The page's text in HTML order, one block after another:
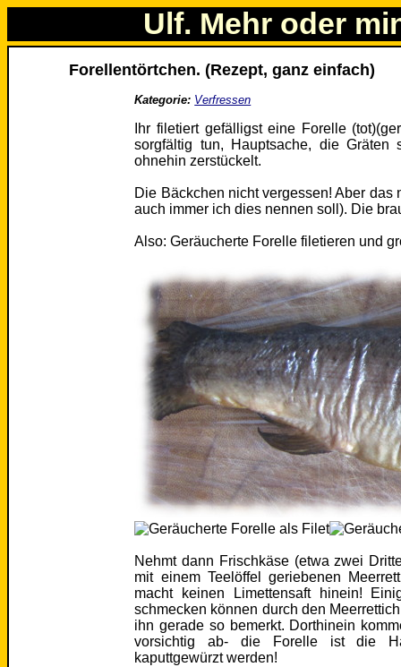
Ulf. Mehr oder
Forellentörtchen. (Rezept, ganz einfach)
Kategorie: Verfressen
Ihr filetiert gefälligst eine Forelle
sorgfältig tun, Hauptsache, die
ohnehin zerstückelt.
Die Bäckchen nicht vergessen! Aber das
auch immer ich dies nennen soll). Die
Also: Geräucherte Forelle filetieren und
Nehmt dann Frischkäse (etwa zwei
mit einem Teelöffel geriebenen
macht keinen Limettensaft hinein!
schmecken können durch den
ihn gerade so bemerkt. Dorthinein
vorsichtig ab- die Forelle ist die
kaputtgewürzt werden!